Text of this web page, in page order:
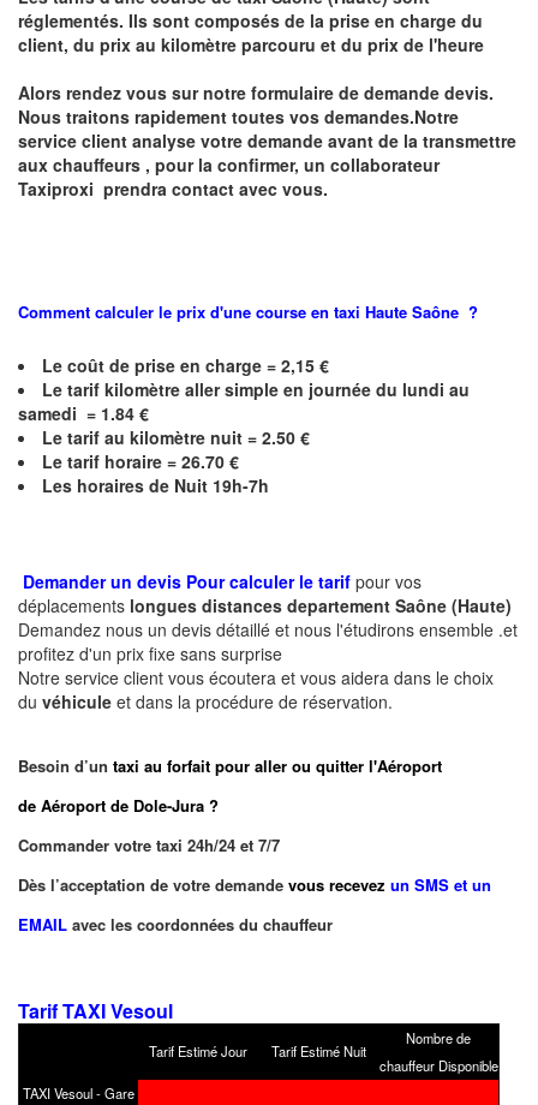
réglementés. Ils sont composés de la prise en charge du
client, du prix au kilomètre parcouru et du prix de l'heure
Alors rendez vous sur notre formulaire de demande devis.
Nous traitons rapidement toutes vos demandes.Notre
service client analyse votre demande avant de la transmettre
aux chauffeurs , pour la confirmer, un collaborateur
Taxiproxi prendra contact avec vous.
Comment calculer le prix d'une course en taxi Haute Saône ?
Le coût de prise en charge = 2,15 €
Le tarif kilomètre aller simple en journée du lundi au
samedi = 1.84 €
Le tarif au kilomètre nuit = 2.50 €
Le tarif horaire = 26.70 €
Les horaires de Nuit 19h-7h
Demander un devis Pour calculer le tarif pour vos
déplacements longues distances departement Saône (Haute)
Demandez nous un devis détaillé et nous l'étudirons ensemble .et
profitez d'un prix fixe sans surprise
Notre service client vous écoutera et vous aidera dans le choix
du véhicule et dans la procédure de réservation.
Besoin d’un taxi au forfait pour aller ou quitter l'Aéroport
de Aéroport de Dole-Jura ?
Commander votre taxi 24h/24 et 7/7
Dès l’acceptation de votre demande vous recevez un SMS et un
EMAIL avec les coordonnées du chauffeur
Tarif TAXI Vesoul
Tarif Estimé Jour Tarif Estimé Nuit
Nombre de
chauffeur Disponible
TAXI Vesoul - Gare